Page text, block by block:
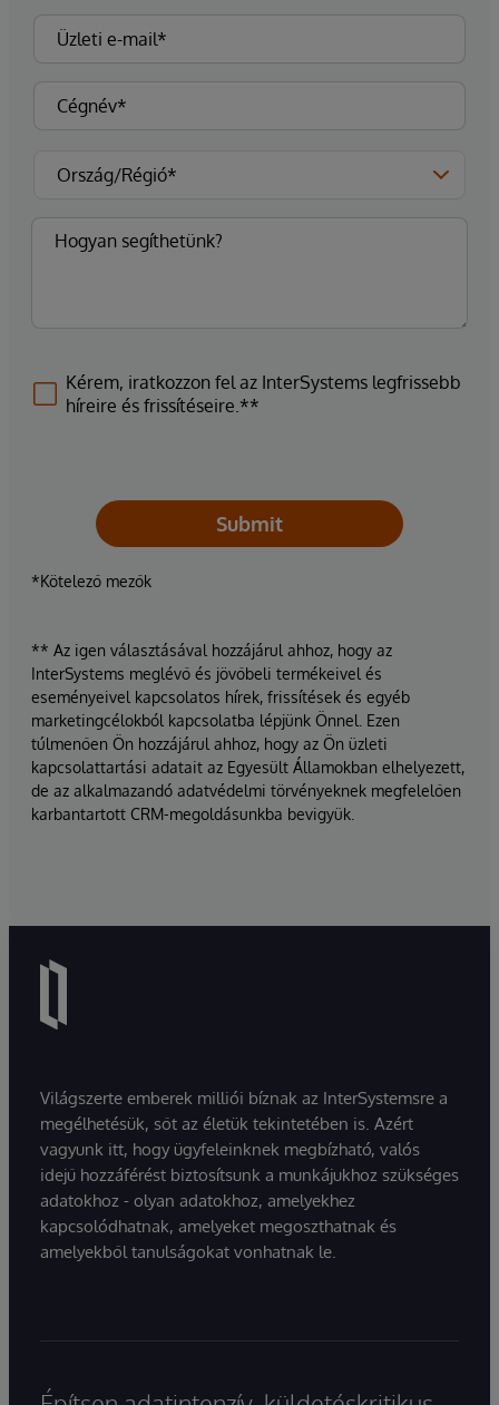
Kérem, iratkozzon fel az InterSystems legfrissebb
híreire és frissítéseire.**
Submit
*Kötelező mezők
** Az igen választásával hozzájárul ahhoz, hogy az
InterSystems meglévő és jövőbeli termékeivel és
eseményeivel kapcsolatos hírek, frissítések és egyéb
marketingcélokból kapcsolatba lépjünk Önnel. Ezen
túlmenően Ön hozzájárul ahhoz, hogy az Ön üzleti
kapcsolattartási adatait az Egyesült Államokban elhelyezett,
de az alkalmazandó adatvédelmi törvényeknek megfelelően
karbantartott CRM-megoldásunkba bevigyük.
Világszerte emberek milliói bíznak az InterSystemsre a
megélhetésük, sőt az életük tekintetében is. Azért
vagyunk itt, hogy ügyfeleinknek megbízható, valós
idejű hozzáférést biztosítsunk a munkájukhoz szükséges
adatokhoz - olyan adatokhoz, amelyekhez
kapcsolódhatnak, amelyeket megoszthatnak és
amelyekből tanulságokat vonhatnak le.